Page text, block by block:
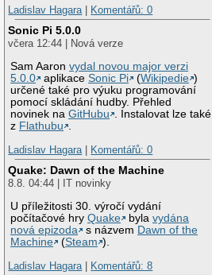
Ladislav Hagara
Komentářů: 0
Sonic Pi 5.0.0
včera 12:44 | Nová verze
Sam Aaronvydal novou major verzi
5.0.0
aplikaceSonic Pi (Wikipedie )
určené také pro výuku programování
pomocí skládání hudby. Přehled
novinek naGitHubu . Instalovat lze také
z Flathubu .
Ladislav Hagara
Komentářů: 0
Quake: Dawn of the Machine
8.8. 04:44 | IT novinky
U příležitosti 30. výročí vydání
počítačové hryQuake bylavydána
nová epizoda
s názvem Dawn of the
Machine
(Steam ).
Ladislav Hagara
Komentářů: 8